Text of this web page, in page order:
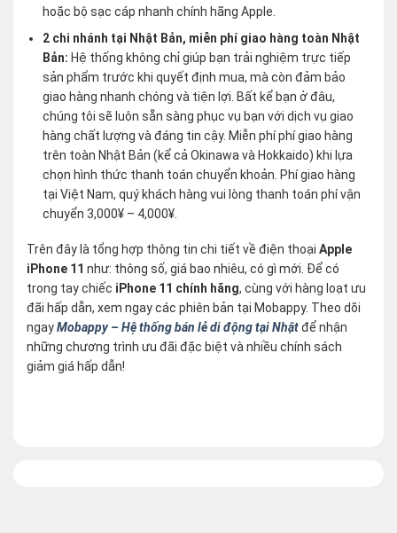
hoặc bộ sạc cáp nhanh chính hãng Apple.
2 chi nhánh tại Nhật Bản, miễn phí giao hàng toàn Nhật
Bản: Hệ thống không chỉ giúp bạn trải nghiệm trực tiếp
sản phẩm trước khi quyết định mua, mà còn đảm bảo
giao hàng nhanh chóng và tiện lợi. Bất kể bạn ở đâu,
chúng tôi sẽ luôn sẵn sàng phục vụ bạn với dịch vụ giao
hàng chất lượng và đáng tin cậy. Miễn phí phí giao hàng
trên toàn Nhật Bản (kể cả Okinawa và Hokkaido) khi lựa
chọn hình thức thanh toán chuyển khoản. Phí giao hàng
tại Việt Nam, quý khách hàng vui lòng thanh toán phí vận
chuyển 3,000¥ – 4,000¥.
Trên đây là tổng hợp thông tin chi tiết về điện thoại Apple
iPhone 11 như: thông số, giá bao nhiêu, có gì mới. Để có
trong tay chiếc iPhone 11 chính hãng, cùng với hàng loạt ưu
đãi hấp dẫn, xem ngay các phiên bản tại Mobappy. Theo dõi
ngayMobappy – Hệ thống bán lẻ di động tại Nhậtđể nhận
những chương trình ưu đãi đặc biệt và nhiều chính sách
giảm giá hấp dẫn!